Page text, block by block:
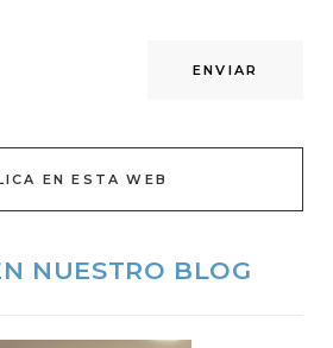
EN ESTA WEB
NUESTRO BLOG